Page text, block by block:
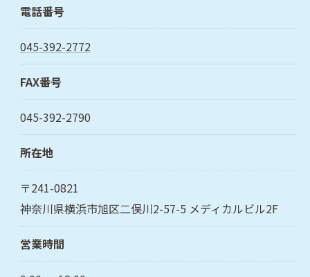
電話番号
045-392-2772
FAX番号
045-392-2790
所在地
〒241-0821
神奈川県横浜市旭区二俣川2-57-5 メディカルビル2F
営業時間